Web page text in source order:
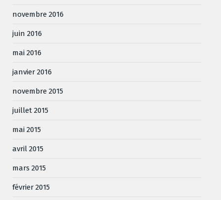
novembre 2016
juin 2016
mai 2016
janvier 2016
novembre 2015
juillet 2015
mai 2015
avril 2015
mars 2015
février 2015